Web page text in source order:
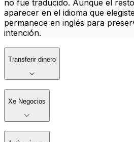
no fue traducido. Aunque el
aparecer en el idioma que
permanece en inglés para
intención.
Transferir dinero
Xe Negocios